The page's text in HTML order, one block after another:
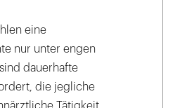
eine
nur unter engen
dauerhafte
die jegliche